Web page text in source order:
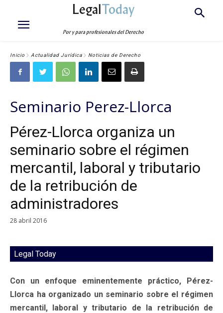
LegalToday
Por y para profesionales del Derecho
Inicio Actualidad Jurídica Noticias de Derecho
Seminario Perez-Llorca
Pérez-Llorca organiza un
seminario sobre el régimen
mercantil, laboral y tributario
de la retribución de
administradores
28 abril 2016
Legal Today
Con un enfoque eminentemente práctico, Pérez-
Llorca ha organizado un seminario sobre el régimen
mercantil, laboral y tributario de la retribución de